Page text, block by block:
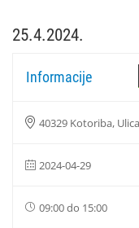
25.4.2024.
Informacije
40329 Kotoriba,
2024-04-29
09:00 do 15:00